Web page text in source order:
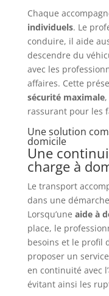
Chaque
individuels. Le
conduire, il aide
descendre du
avec les
affaires. Cette
sécurité maximale
rassurant pour les
Une solution
domicile
Une
charge à
Le transport
dans une démarche
Lorsqu’une aide à
place, le
besoins et le profil
proposer un
en continuité avec
évitant ainsi les